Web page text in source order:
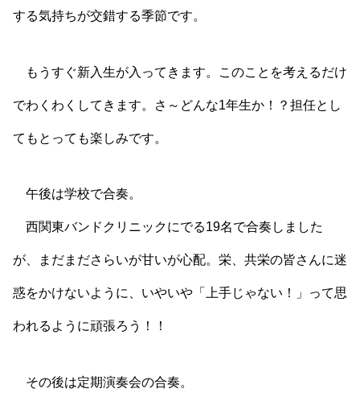
する気持ちが交錯する季節です。
もうすぐ新入生が入ってきます。このことを考えるだけ
でわくわくしてきます。さ～どんな1年生か！？担任とし
てもとっても楽しみです。
午後は学校で合奏。
西関東バンドクリニックにでる19名で合奏しました
が、まだまださらいが甘いが心配。栄、共栄の皆さんに迷
惑をかけないように、いやいや「上手じゃない！」って思
われるように頑張ろう！！
その後は定期演奏会の合奏。